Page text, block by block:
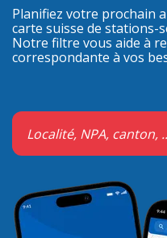
Planifiez votre prochain
carte suisse de stations-
Notre filtre vous aide à
correspondante à vos